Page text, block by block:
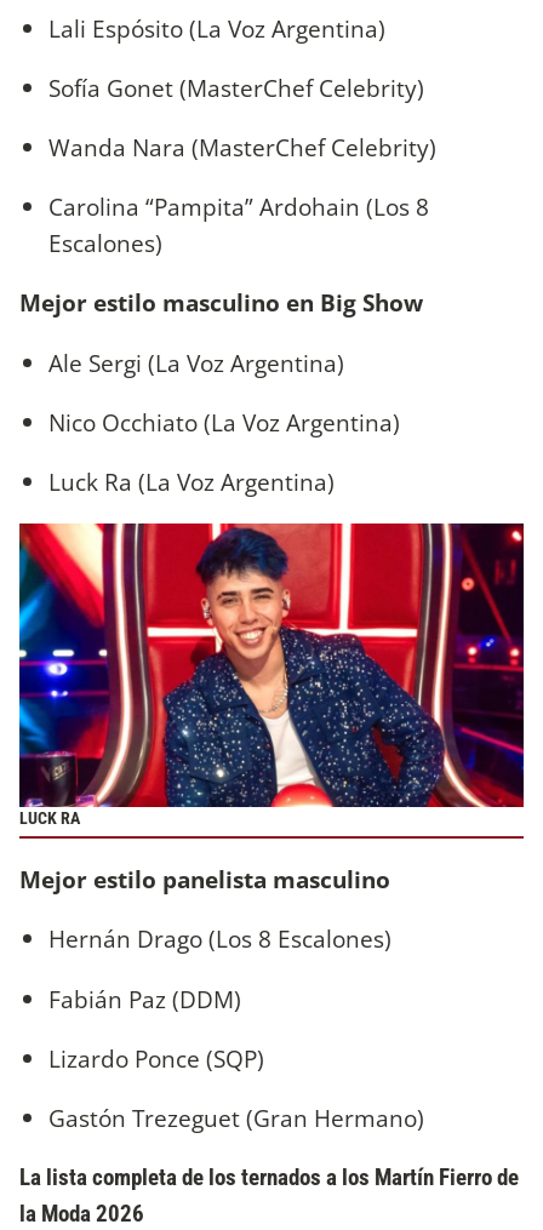
Lali Espósito (La Voz Argentina)
Sofía Gonet (MasterChef Celebrity)
Wanda Nara (MasterChef Celebrity)
Carolina “Pampita” Ardohain (Los 8
Escalones)
Mejor estilo masculino en Big Show
Ale Sergi (La Voz Argentina)
Nico Occhiato (La Voz Argentina)
Luck Ra (La Voz Argentina)
LUCK RA
Mejor estilo panelista masculino
Hernán Drago (Los 8 Escalones)
Fabián Paz (DDM)
Lizardo Ponce (SQP)
Gastón Trezeguet (Gran Hermano)
La lista completa de los ternados a los Martín Fierro de
la Moda 2026